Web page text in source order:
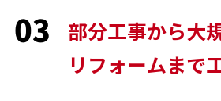
03
部分工事から大
リフォームまで